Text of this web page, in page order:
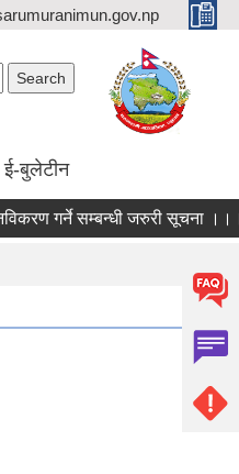
ई-बुलेटीन
गर्ने सम्बन्धी जरुरी सूचना ।।।